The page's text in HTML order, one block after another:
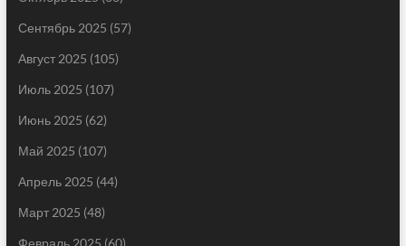
Сентябрь 2025 (57)
Август 2025 (105)
Июль 2025 (107)
Июнь 2025 (62)
Май 2025 (107)
Апрель 2025 (44)
Март 2025 (48)